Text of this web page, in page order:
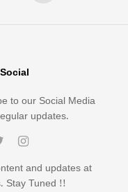
to our Social Media
updates.
and updates at
Stay Tuned !!